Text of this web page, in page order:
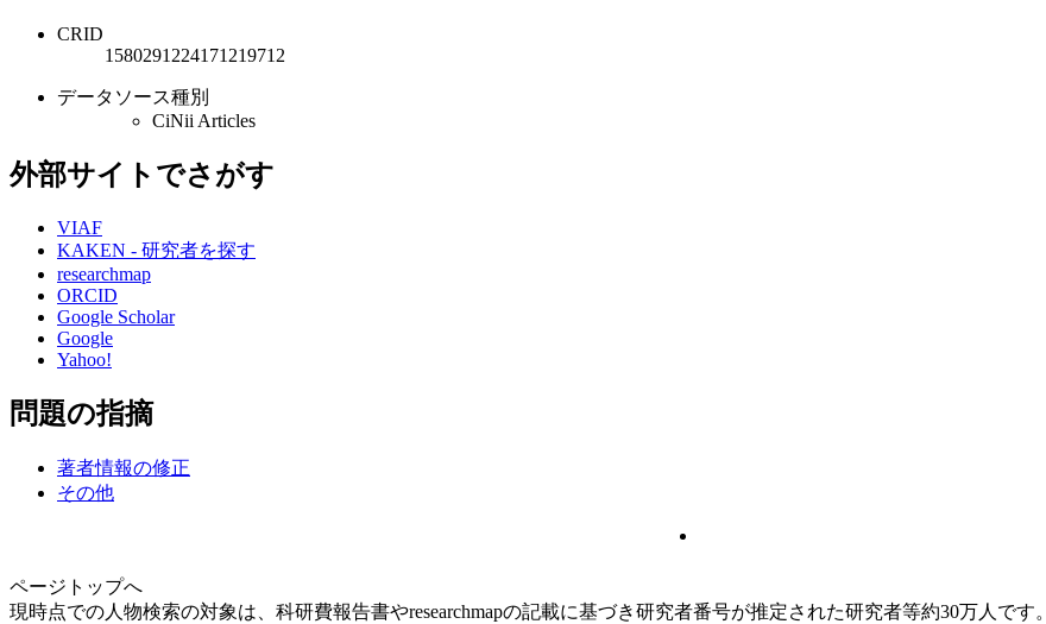
CRID
1580291224171219712
データソース種別
CiNii Articles
外部サイトでさがす
VIAF
KAKEN - 研究者を探す
researchmap
ORCID
Google Scholar
Google
Yahoo!
問題の指摘
著者情報の修正
その他
ページトップへ
現時点での人物検索の対象は、科研費報告書やresearchmapの記載に基づき研究者番号が推定された研究者等約30万人です。